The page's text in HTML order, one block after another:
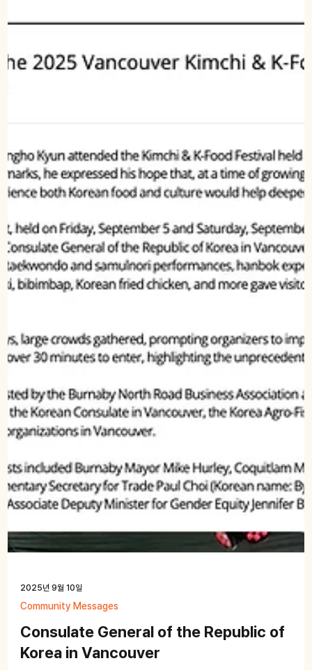
Community Messages
Consulate General of the Republic of